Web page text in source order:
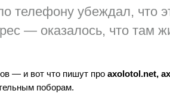
телефону убеждал, что
— оказалось, что там
— и вот что пишут про axolotol.net,
поборам.